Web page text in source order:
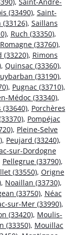
(33490), Saint-
, Saillans
, Ruch (33350),
Romagne (33760),
(33220), Rimons
, Quinsac (33360),
(33190),
, Pugnac (33710),
Médoc (33340),
(33640), Porchères
, Pompéjac
, Pleine-Selve
, Peujard (33240),
sur-Dordogne
Pellegrue (33790),
(33550), Origne
, Noaillan (33730),
(33750), Néac
sur-Mer (33990),
(33420), Moulis-
(33350), Mouillac